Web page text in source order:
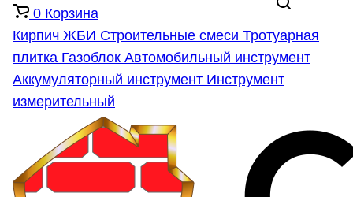
0 Корзина
Кирпич ЖБИ Строительные смеси Тротуарная
плитка Газоблок Автомобильный инструмент
Аккумуляторный инструмент Инструмент
измерительный